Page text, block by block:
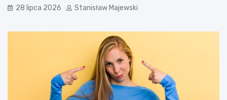
28 lipca 2026 Stanisław Majewski